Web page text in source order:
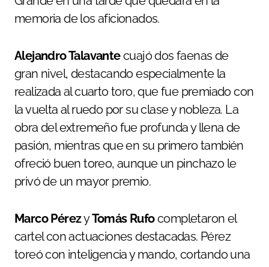
memoria de los aficionados.
Alejandro Talavantecuajó dos faenas de
gran nivel, destacando especialmente la
realizada al cuarto toro, que fue premiado con
la vuelta al ruedo por su clase y nobleza. La
obra del extremeño fue profunda y llena de
pasión, mientras que en su primero también
ofreció buen toreo, aunque un pinchazo le
privó de un mayor premio.
Marco PérezyTomás Rufocompletaron el
cartel con actuaciones destacadas. Pérez
toreó con inteligencia y mando, cortando una